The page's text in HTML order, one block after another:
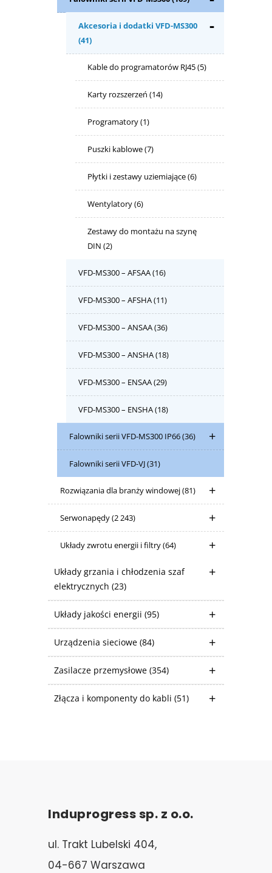
Akcesoria i dodatki VFD-MS300
(41)
Kable do programatorów RJ45(5)
Karty rozszerzeń (14)
Programatory(1)
Puszki kablowe(7)
Płytki i zestawy uziemiające(6)
Wentylatory(6)
Zestawy do montażu na szynę
DIN (2)
VFD-MS300 – AFSAA(16)
VFD-MS300 – AFSHA(11)
VFD-MS300 – ANSAA(36)
VFD-MS300 – ANSHA(18)
VFD-MS300 – ENSAA(29)
VFD-MS300 – ENSHA(18)
Falowniki serii VFD-MS300 IP66(36)
Falowniki serii VFD-VJ(31)
Rozwiązania dla branży windowej(81)
Serwonapędy(2 243)
Układy zwrotu energii i filtry(64)
Układy grzania i chłodzenia szaf
elektrycznych (23)
Układy jakości energii (95)
Urządzenia sieciowe (84)
Zasilacze przemysłowe (354)
Złącza i komponenty do kabli (51)
Induprogress sp. z o.o.
ul. Trakt Lubelski 404,
04-667 Warszawa